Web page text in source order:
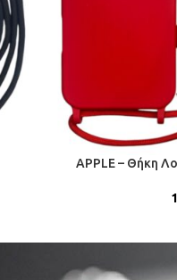
APPLE – Θήκη